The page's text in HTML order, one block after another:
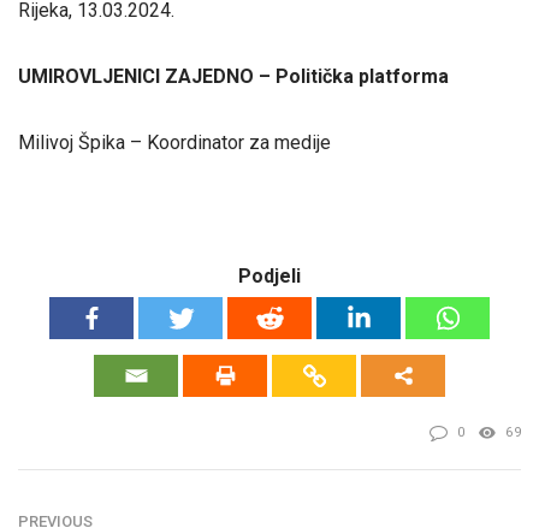
Rijeka, 13.03.2024.
UMIROVLJENICI ZAJEDNO – Politička platforma
Milivoj Špika – Koordinator za medije
Podjeli
0 69
PREVIOUS